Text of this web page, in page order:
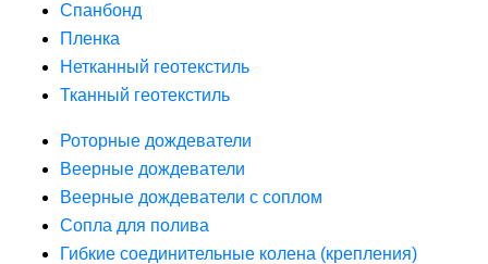
Спанбонд
Пленка
Нетканный геотекстиль
Тканный геотекстиль
Роторные дождеватели
Веерные дождеватели
Веерные дождеватели с соплом
Сопла для полива
Гибкие соединительные колена (крепления)